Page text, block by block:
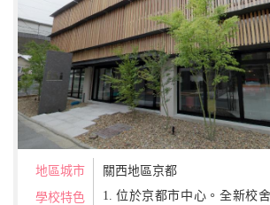
地區城市
關西地區京都
學校特色
1. 位於京都市中心。全新校舍從外觀到內部，